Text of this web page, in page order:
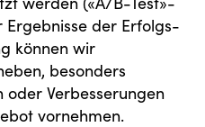
der Erfolgs-
können wir
besonders
Verbesserungen
vornehmen.